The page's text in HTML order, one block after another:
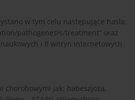
w tym celu następujące hasła:
pathogenesis/treatment” oraz
i 8 witryn internetowych
chorobowymi jak: babeszjoza,